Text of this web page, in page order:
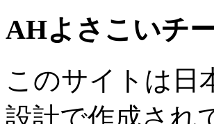
AHよさこいチ
このサイトは日
設計で作成され